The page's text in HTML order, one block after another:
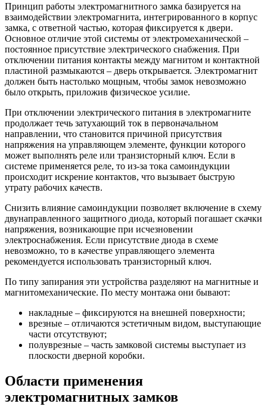
Принцип работы электромагнитного замка базируется на
взаимодействии электромагнита, интегрированного в корпус
замка, с ответной частью, которая фиксируется к двери.
Основное отличие этой системы от электромеханической –
постоянное присутствие электрического снабжения. При
отключении питания контакты между магнитом и контактной
пластиной размыкаются – дверь открывается. Электромагнит
должен быть настолько мощным, чтобы замок невозможно
было открыть, приложив физическое усилие.
При отключении электрического питания в электромагните
продолжает течь затухающий ток в первоначальном
направлении, что становится причиной присутствия
напряжения на управляющем элементе, функции которого
может выполнять реле или транзисторный ключ. Если в
системе применяется реле, то из-за тока самоиндукции
происходит искрение контактов, что вызывает быструю
утрату рабочих качеств.
Снизить влияние самоиндукции позволяет включение в схему
двунаправленного защитного диода, который погашает скачки
напряжения, возникающие при исчезновении
электроснабжения. Если присутствие диода в схеме
невозможно, то в качестве управляющего элемента
рекомендуется использовать транзисторный ключ.
По типу запирания эти устройства разделяют на магнитные и
магнитомеханические. По месту монтажа они бывают:
накладные – фиксируются на внешней поверхности;
врезные – отличаются эстетичным видом, выступающие
части отсутствуют;
полуврезные – часть замковой системы выступает из
плоскости дверной коробки.
Области применения
электромагнитных замков